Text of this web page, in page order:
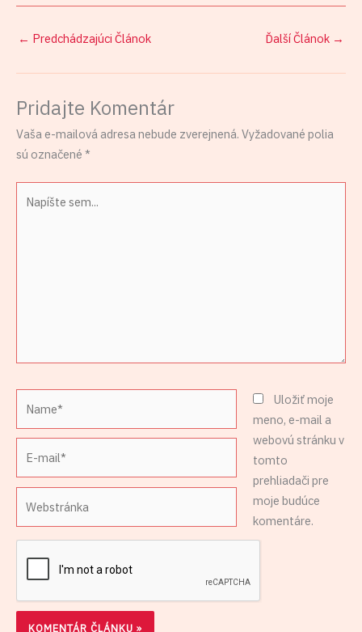
← Predchádzajúci Článok Ďalší Článok →
Pridajte Komentár
Vaša e-mailová adresa nebude zverejnená. Vyžadované polia
sú označené *
sem...
Uložiť moje
meno, e-mail a
webovú stránku v
tomto
prehliadači pre
moje budúce
komentáre.